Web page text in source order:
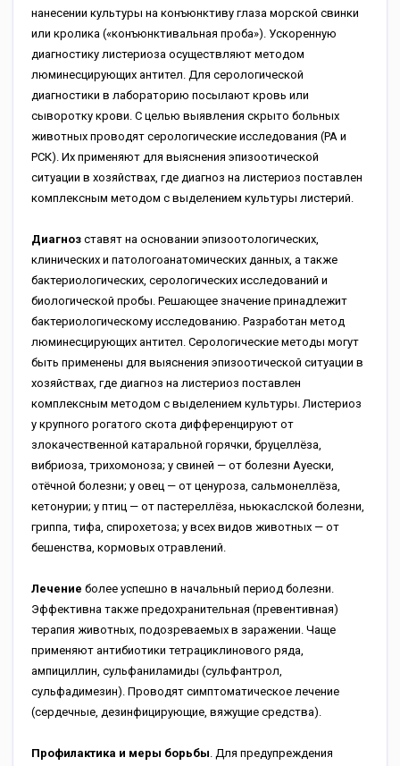
нанесении культуры на конъюнктиву глаза морской свинки
или кролика («конъюнктивальная проба»). Ускоренную
диагностику листериоза осуществляют методом
люминесцирующих антител. Для серологической
диагностики в лабораторию посылают кровь или
сыворотку крови. С целью выявления скрыто больных
животных проводят серологические исследования (РА и
РСК). Их применяют для выяснения эпизоотической
ситуации в хозяйствах, где диагноз на листериоз поставлен
комплексным методом с выделением культуры листерий.
Диагноз ставят на основании эпизоотологических,
клинических и патологоанатомических данных, а также
бактериологических, серологических исследований и
биологической пробы. Решающее значение принадлежит
бактериологическому исследованию. Разработан метод
люминесцирующих антител. Серологические методы могут
быть применены для выяснения эпизоотической ситуации в
хозяйствах, где диагноз на листериоз поставлен
комплексным методом с выделением культуры. Листериоз
у крупного рогатого скота дифференцируют от
злокачественной катаральной горячки, бруцеллёза,
вибриоза, трихомоноза; у свиней — от болезни Ауески,
отёчной болезни; у овец — от ценуроза, сальмонеллёза,
кетонурии; у птиц — от пастереллёза, ньюкаслской болезни,
гриппа, тифа, спирохетоза; у всех видов животных — от
бешенства, кормовых отравлений.
Лечение более успешно в начальный период болезни.
Эффективна также предохранительная (превентивная)
терапия животных, подозреваемых в заражении. Чаще
применяют антибиотики тетрациклинового ряда,
ампициллин, сульфаниламиды (сульфантрол,
сульфадимезин). Проводят симптоматическое лечение
(сердечные, дезинфицирующие, вяжущие средства).
Профилактика и меры борьбы. Для предупреждения